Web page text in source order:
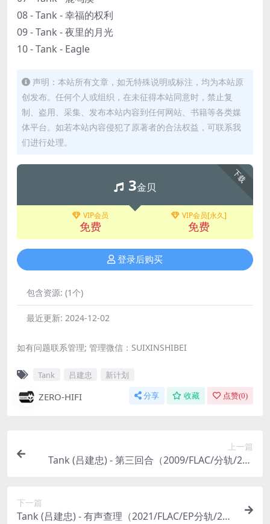
08 - Tank - 幸福的权利
09 - Tank - 夜里的月光
10 - Tank - Eagle
声明：本站所有文章，如无特殊说明或标注，均为本站原
创发布。任何个人或组织，在未征得本站同意时，禁止复
制、盗用、采集、发布本站内容到任何网站、书籍等各类媒
体平台。如若本站内容侵犯了原著者的合法权益，可联系我
们进行处理。
下载
3金贝
VIP会员
免费
VIP会员[永久]
免费
登录后购买
包含资源: (1个)
最近更新: 2024-12-02
如有问题联系管理; 管理微信：SUIXINSHIBEI
Tank 吕建忠 新计划
ZERO-HIFI 分享 收藏 点赞(0)
上一篇
Tank (吕建忠) - 第三回合（2009/FLAC/分轨/278
下一篇
Tank (吕建忠) - 有声查理（2021/FLAC/EP分轨/221